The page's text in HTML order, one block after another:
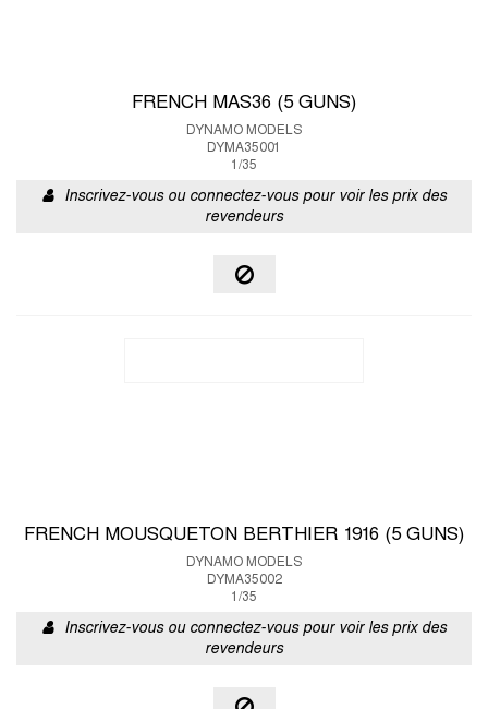
FRENCH MAS36 (5 GUNS)
DYNAMO MODELS
DYMA35001
1/35
Inscrivez-vous ou connectez-vous pour voir les prix des
revendeurs
FRENCH MOUSQUETON BERTHIER 1916 (5 GUNS)
DYNAMO MODELS
DYMA35002
1/35
Inscrivez-vous ou connectez-vous pour voir les prix des
revendeurs